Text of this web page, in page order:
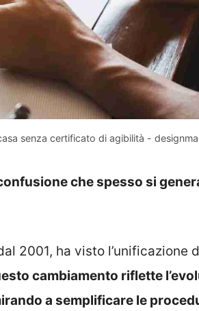
senza certificato di agibilità -
che spesso si
2001, ha visto l’unificazione
cambiamento riflette
a semplificare le